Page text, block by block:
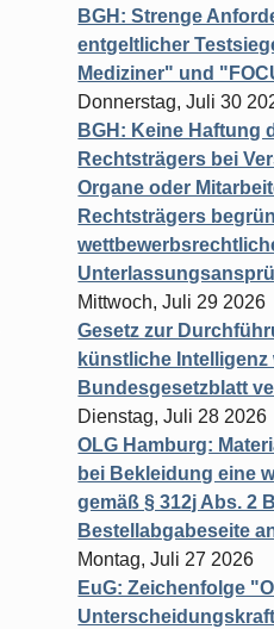
BGH: Strenge
entgeltlicher
Mediziner" und
Donnerstag, Juli 30
BGH: Keine Haftung
Rechtsträgers bei
Organe oder
Rechtsträgers
Mittwoch, Juli 29 2026
Gesetz zur
künstliche Intelligenz
Bundesgesetzblatt
Dienstag, Juli 28 2026
OLG Hamburg:
bei Bekleidung eine
gemäß § 312j Abs. 2
Bestellabgabeseite
Montag, Juli 27 2026
EuG: Zeichenfolge